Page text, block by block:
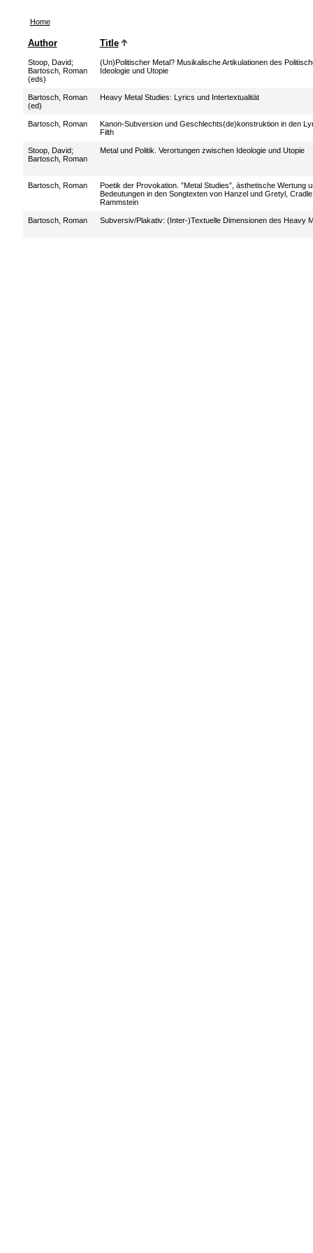
Home
Author Title
Stoop, David;
Bartosch, Roman
(eds)
(Un)Politischer Metal? Musikalische Artikulationen des
Ideologie und Utopie
Bartosch, Roman
(ed)
Heavy Metal Studies: Lyrics und Intertextualität
Bartosch, Roman
Kanon-Subversion und Geschlechts(de)konstruktion in den
Filth
Stoop, David;
Bartosch, Roman
Metal und Politik. Verortungen zwischen Ideologie und Utopie
Bartosch, Roman
Poetik der Provokation. ”Metal Studies”, ästhetische Wertung
Bedeutungen in den Songtexten von Hanzel und Gretyl,
Rammstein
Bartosch, Roman Subversiv/Plakativ: (Inter-)Textuelle Dimensionen des Heavy